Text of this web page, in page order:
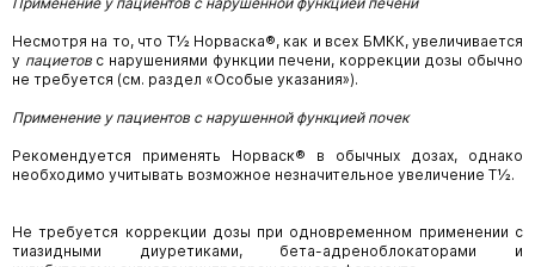
Несмотря на то, что Т½ Норваска®, как и всех БМКК, увеличивается
у пациетовс нарушениями функции печени, коррекции дозы обычно
не требуется (см. раздел «Особые указания»).
Применение у пациентов с нарушенной функцией почек
Рекомендуется применять Норваск® в обычных дозах, однако
необходимо учитывать возможное незначительное увеличение Т½.
Не требуется коррекции дозы при одновременном применении с
тиазидными диуретиками, бета-адреноблокаторами и